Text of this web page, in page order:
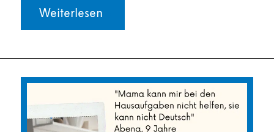
Weiterlesen